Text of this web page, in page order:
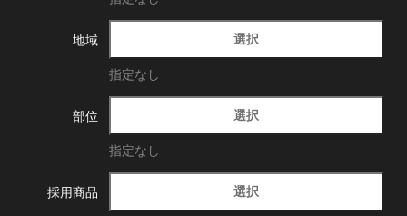
地域 選択
指定なし
部位 選択
指定なし
採用商品 選択